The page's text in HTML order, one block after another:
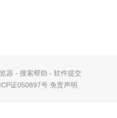
器 - 搜索帮助 - 软件提交
证050897号 免责声明